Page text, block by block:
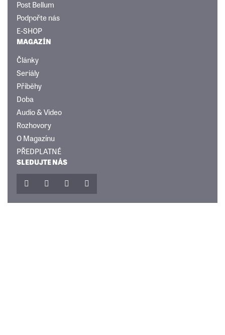
Post Bellum
Podpořte nás
E-SHOP
MAGAZÍN
Články
Seriály
Příběhy
Doba
Audio & Video
Rozhovory
O Magazínu
PŘEDPLATNÉ
SLEDUJTE NÁS